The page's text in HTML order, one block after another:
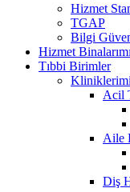
Hizmet
TGAP
Bilgi
Hizmet
Tıbbi Birimler
Acil
Aile
Diş